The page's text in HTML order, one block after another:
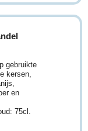
gebruikte
kersen,
en
75cl.